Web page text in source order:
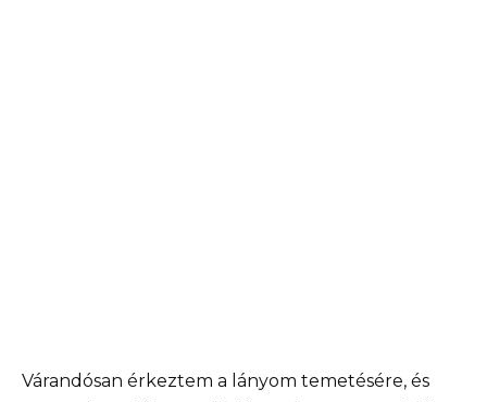
Várandósan érkeztem a lányom temetésére, és